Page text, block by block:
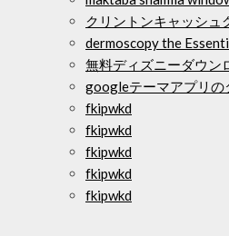
クリントンキャッシュ
dermoscopy the
無料ディズニーダウン
googleテーマアプリの
fkipwkd
fkipwkd
fkipwkd
fkipwkd
fkipwkd